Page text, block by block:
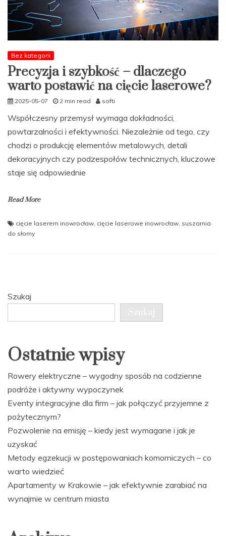
Bez kategorii
Precyzja i szybkość – dlaczego
warto postawić na cięcie laserowe?
2025-05-07 2 min read softi
Współczesny przemysł wymaga dokładności,
powtarzalności i efektywności. Niezależnie od tego, czy
chodzi o produkcję elementów metalowych, detali
dekoracyjnych czy podzespołów technicznych, kluczowe
staje się odpowiednie
Read More
cięcie laserem inowrocław, cięcie laserowe inowrocław, suszarnia
do słomy
Szukaj
Szukaj
Ostatnie wpisy
Rowery elektryczne – wygodny sposób na codzienne
podróże i aktywny wypoczynek
Eventy integracyjne dla firm – jak połączyć przyjemne z
pożytecznym?
Pozwolenie na emisję – kiedy jest wymagane i jak je
uzyskać
Metody egzekucji w postępowaniach komorniczych – co
warto wiedzieć
Apartamenty w Krakowie – jak efektywnie zarabiać na
wynajmie w centrum miasta